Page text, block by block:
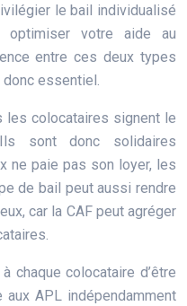
le bail individualisé
votre aide au
entre ces deux types
essentiel.
les colocataires signent le
sont donc solidaires
ne paie pas son loyer, les
de bail peut aussi rendre
car la CAF peut agréger
chaque colocataire d’être
APL indépendamment